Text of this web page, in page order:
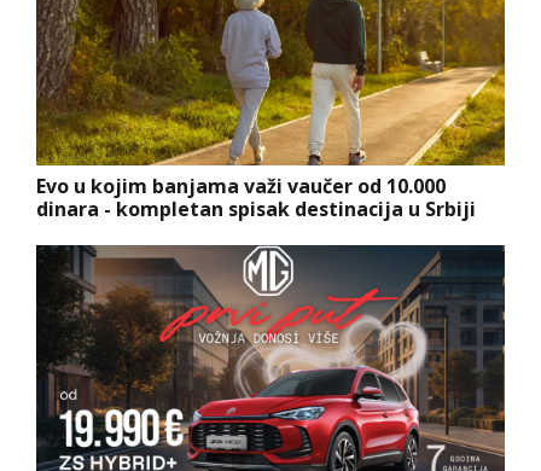
Evo u kojim banjama važi vaučer od 10.000
dinara - kompletan spisak destinacija u Srbiji